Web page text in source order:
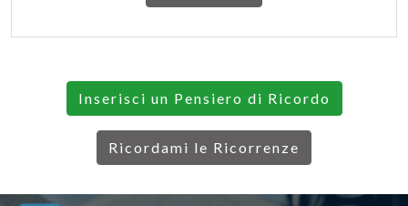
Inserisci un Pensiero di Ricordo
Ricordami le Ricorrenze